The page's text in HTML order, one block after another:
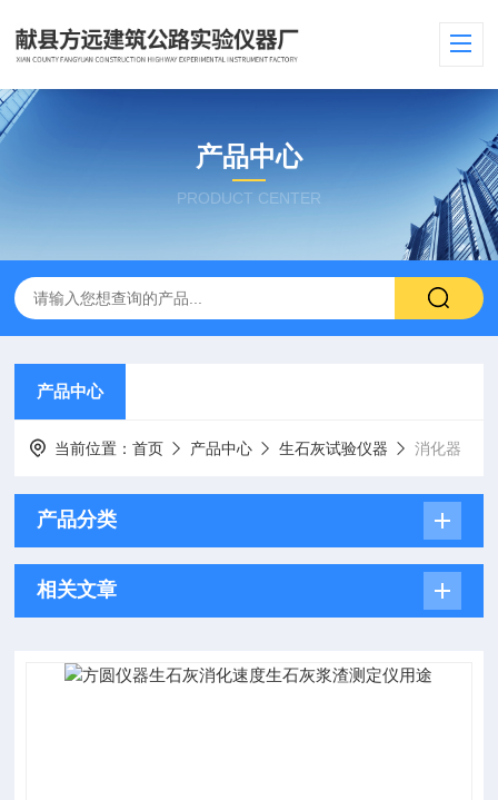
产品中心
PRODUCT CENTER
产品中心
当前位置：首页 产品中心 生石灰试验仪器 消化器
产品分类
相关文章